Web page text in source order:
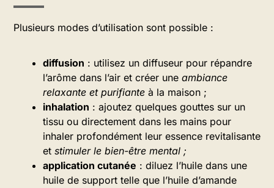
Plusieurs modes d’utilisation sont possible :
diffusion : utilisez un diffuseur pour répandre
l’arôme dans l’air et créer une ambiance
relaxante et purifiante à la maison ;
inhalation : ajoutez quelques gouttes sur un
tissu ou directement dans les mains pour
inhaler profondément leur essence revitalisante
et stimuler le bien-être mental ;
application cutanée : diluez l’huile dans une
huile de support telle que l’huile d’amande